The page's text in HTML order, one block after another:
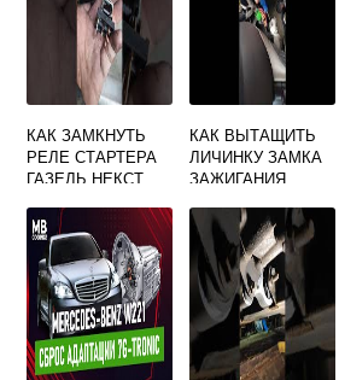
КАК ЗАМКНУТЬ
РЕЛЕ СТАРТЕРА
ГАЗЕЛЬ НЕКСТ
КАК ВЫТАЩИТЬ
ЛИЧИНКУ ЗАМКА
ЗАЖИГАНИЯ